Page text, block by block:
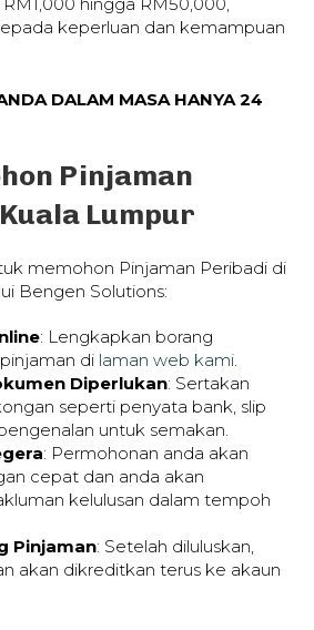
keperluan dan kemampuan
DALAM MASA HANYA 24
Pinjaman
Lumpur
memohon Pinjaman Peribadi di
Bengen Solutions:
: Lengkapkan borang
di laman web kami
Diperlukan: Sertakan
seperti penyata bank, slip
untuk semakan.
: Permohonan anda akan
cepat dan anda akan
kelulusan dalam tempoh
Pinjaman: Setelah diluluskan,
akan dikreditkan terus ke akaun